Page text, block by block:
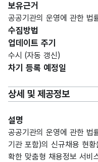
보유근거
공공기관의 운영에 관한
수집방법
업데이트 주기
수시 (자동 갱신)
차기 등록 예정일
상세 및 제공정보
설명
공공기관의 운영에 관한 법
기관 포함)의 신규채용 현
확한 맞춤형 채용정보 서비